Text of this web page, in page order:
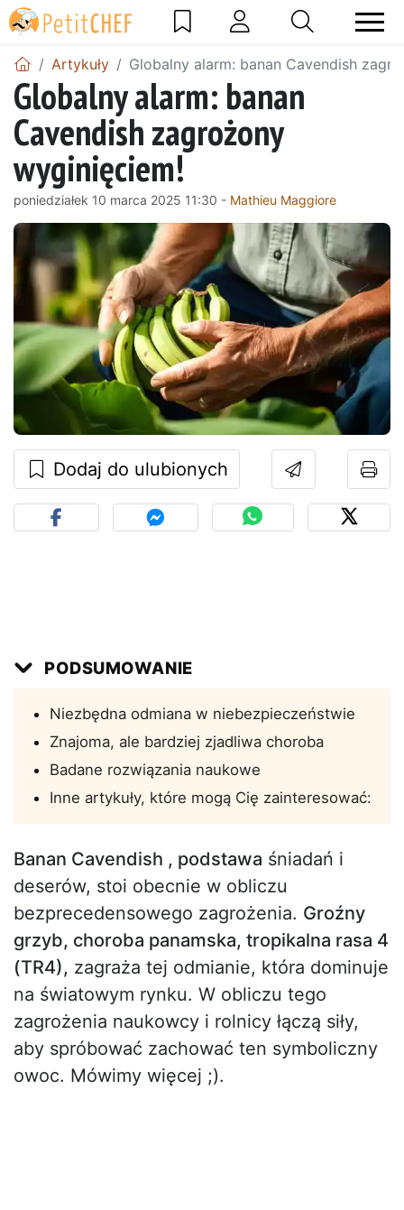
Artykuły Globalny alarm: banan Cavendish
Globalny alarm: banan
Cavendish zagrożony
wyginięciem!
poniedziałek 10 marca 2025 11:30 - Mathieu Maggiore
Dodaj do ulubionych
PODSUMOWANIE
Niezbędna odmiana w niebezpieczeństwie
Znajoma, ale bardziej zjadliwa choroba
Badane rozwiązania naukowe
Inne artykuły, które mogą Cię zainteresować:
Banan Cavendish , podstawa śniadań i
deserów, stoi obecnie w obliczu
bezprecedensowego zagrożenia. Groźny
grzyb, choroba panamska, tropikalna rasa 4
(TR4), zagraża tej odmianie, która dominuje
na światowym rynku. W obliczu tego
zagrożenia naukowcy i rolnicy łączą siły,
aby spróbować zachować ten symboliczny
owoc. Mówimy więcej ;).